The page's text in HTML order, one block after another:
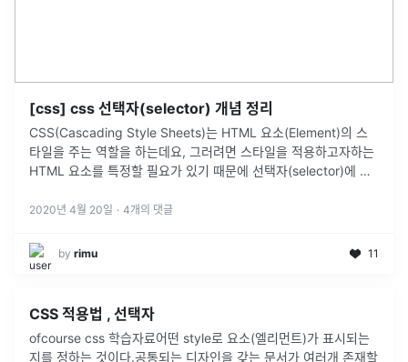
[css] css 선택자(selector) 개념 정리
CSS(Cascading Style Sheets)는 HTML 요소(Element)의 스
타일을 주는 역할을 하는데요, 그러려면 스타일을 적용하고자하는
HTML 요소를 특정할 필요가 있기 때문에 선택자(selector)에 대
2020년 4월 20일 · 4개의 댓글
by rimu 11
CSS 적용법 , 선택자
ofcourse css 학습자료어떤 style로 요소(엘리먼트)가 표시되는
지를 정하는 것이다.공통되는 디자인을 갖는 문서가 여러개 존재할